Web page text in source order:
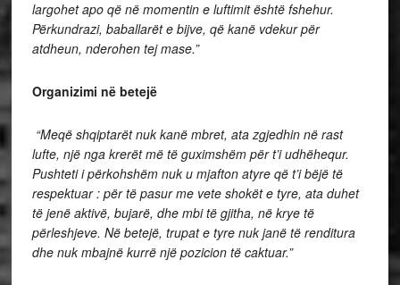
largohet apo që në momentin e luftimit është fshehur.
Përkundrazi, baballarët e bijve, që kanë vdekur për
atdheun, nderohen tej mase.”
Organizimi në betejë
“Meqë shqiptarët nuk kanë mbret, ata zgjedhin në rast
lufte, një nga krerët më të guximshëm për t’i udhëhequr.
Pushteti i përkohshëm nuk u mjafton atyre që t’i bëjë të
respektuar : për të pasur me vete shokët e tyre, ata duhet
të jenë aktivë, bujarë, dhe mbi të gjitha, në krye të
përleshjeve. Në betejë, trupat e tyre nuk janë të renditura
dhe nuk mbajnë kurrë një pozicion të caktuar.”